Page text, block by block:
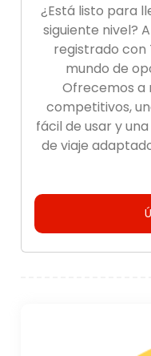
¿Está listo para
siguiente nivel?
registrado con
mundo de
Ofrecemos a
competitivos,
fácil de usar y
de viaje